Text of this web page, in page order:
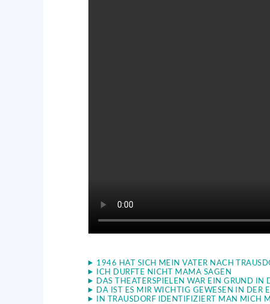
1946 HAT SICH MEIN VATER NACH
ICH DURFTE NICHT MAMA SAGEN
DAS THEATERSPIELEN WAR EIN GRUND IN
DA IST ES MIR WICHTIG GEWESEN IN DER
IN TRAUSDORF IDENTIFIZIERT MAN MICH